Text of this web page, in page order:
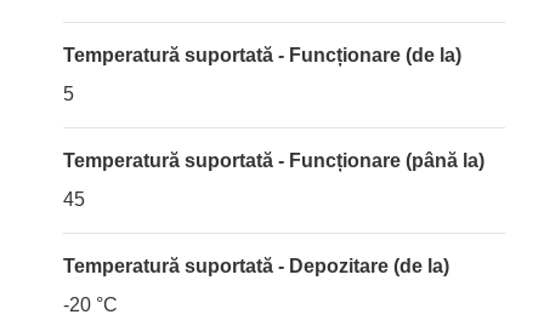
Temperatură suportată - Funcționare (de la)
5
Temperatură suportată - Funcționare (până la)
45
Temperatură suportată - Depozitare (de la)
-20 °C